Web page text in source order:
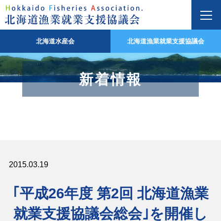
北海道水産会 北海道漁業就業支援協議会
新着情報
2015.03.19
｢平成26年度 第2回 北海道漁業
就業支援協議会総会｣を開催し